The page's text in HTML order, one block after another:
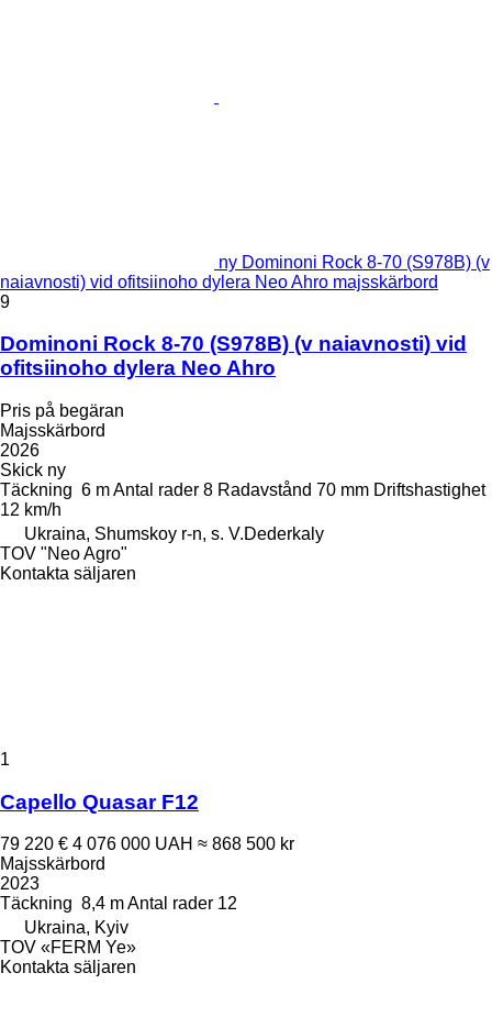
ny Dominoni Rock 8-70 (S978B) (v
naiavnosti) vid ofitsiinoho dylera Neo Ahro majsskärbord
9
Dominoni Rock 8-70 (S978B) (v naiavnosti) vid
ofitsiinoho dylera Neo Ahro
Pris på begäran
Majsskärbord
2026
Skick ny
Täckning 6 mAntal rader 8 Radavstånd 70 mm Driftshastighet
12 km/h
Ukraina, Shumskoy r-n, s. V.Dederkaly
TOV "Neo Agro"
Kontakta säljaren
1
Capello Quasar F12
79 220 € 4 076 000 UAH ≈ 868 500 kr
Majsskärbord
2023
Täckning 8,4 mAntal rader 12
Ukraina, Kyiv
TOV «FERM Ye»
Kontakta säljaren